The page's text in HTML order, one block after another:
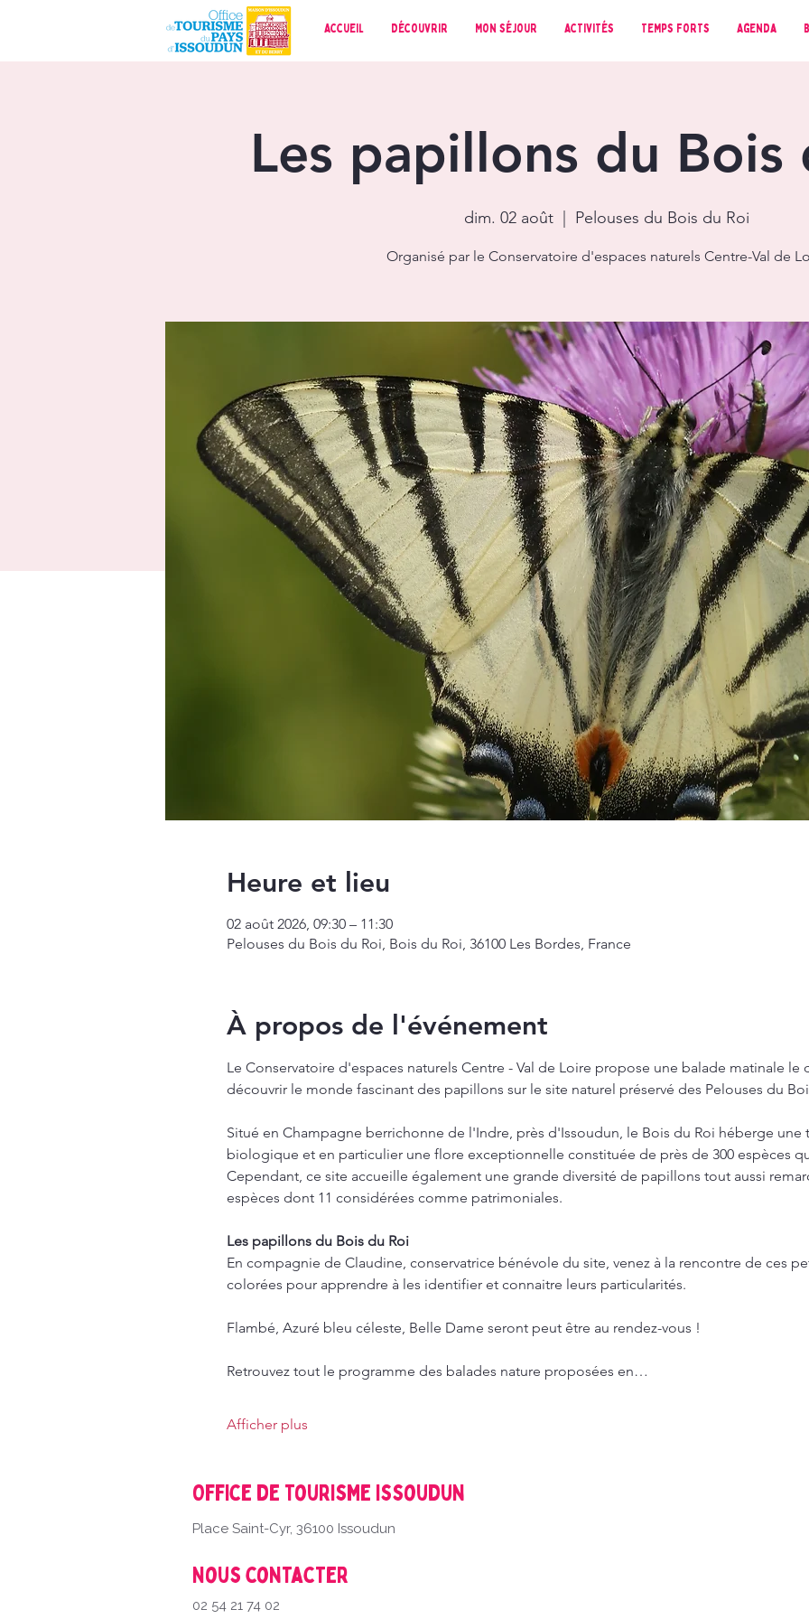
Accueil Découvrir Mon séjour Activités Temps forts Agenda
Les papillons du Bois
dim. 02 août
  |
Pelouses du Bois du Roi
Organisé par le Conservatoire d'espaces naturels Centre-Val de
Heure et lieu
02 août 2026, 09:30 – 11:30
Pelouses du Bois du Roi, Bois du Roi, 36100 Les Bordes, France
À propos de l'événement
Le Conservatoire d'espaces naturels Centre - Val de Loire propose une balade matinale
découvrir le monde fascinant des papillons sur le site naturel préservé des Pelouses du
Situé en Champagne berrichonne de l'Indre, près d'Issoudun, le Bois du Roi héberge
biologique et en particulier une flore exceptionnelle constituée de près de 300 espèces
Cependant, ce site accueille également une grande diversité de papillons tout aussi
espèces dont 11 considérées comme patrimoniales.
Les papillons du Bois du Roi
En compagnie de Claudine, conservatrice bénévole du site, venez à la rencontre de ces
colorées pour apprendre à les identifier et connaitre leurs particularités.
Flambé, Azuré bleu céleste, Belle Dame seront peut être au rendez-vous !
Retrouvez tout le programme des balades nature proposées en…
Afficher plus
Place Saint-Cyr, 36100 Issoudun
Office de Tourisme Issoudun
Nous contacter
02 54 21 74 02